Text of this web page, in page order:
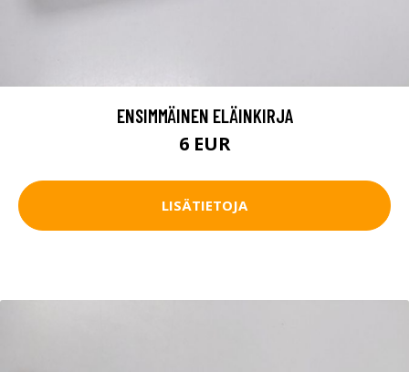
ENSIMMÄINEN ELÄINKIRJA
6 EUR
LISÄTIETOJA